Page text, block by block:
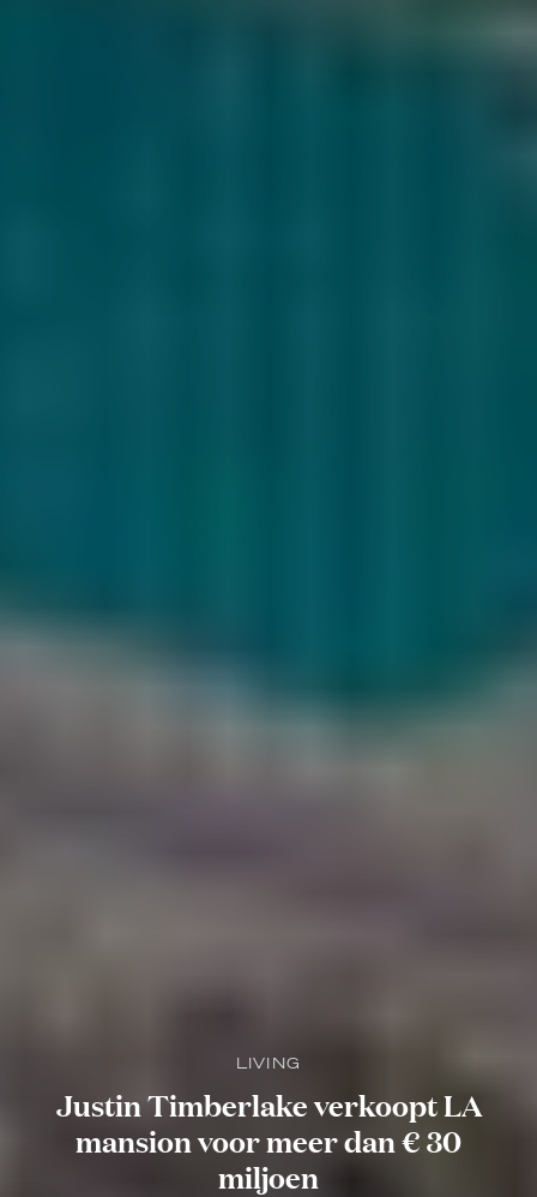
LIVING
Justin Timberlake verkoopt LA
mansion voor meer dan € 30
miljoen